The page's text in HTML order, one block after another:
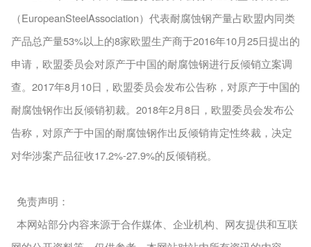
（EuropeanSteelAssociation）代表耐腐蚀钢产量占欧盟内同类
产品总产量53%以上的8家欧盟生产商于2016年10月25日提出的
申请，欧盟委员会对原产于中国的耐腐蚀钢进行反倾销立案调
查。2017年8月10日，欧盟委员会发布公告称，对原产于中国的
耐腐蚀钢作出反倾销初裁。2018年2月8日，欧盟委员会发布公
告称，对原产于中国的耐腐蚀钢作出反倾销肯定性终裁，决定
对华涉案产品征收17.2%-27.9%的反倾销税。
免责声明：
本网站部分内容来源于合作媒体、企业机构、网友提供和互联